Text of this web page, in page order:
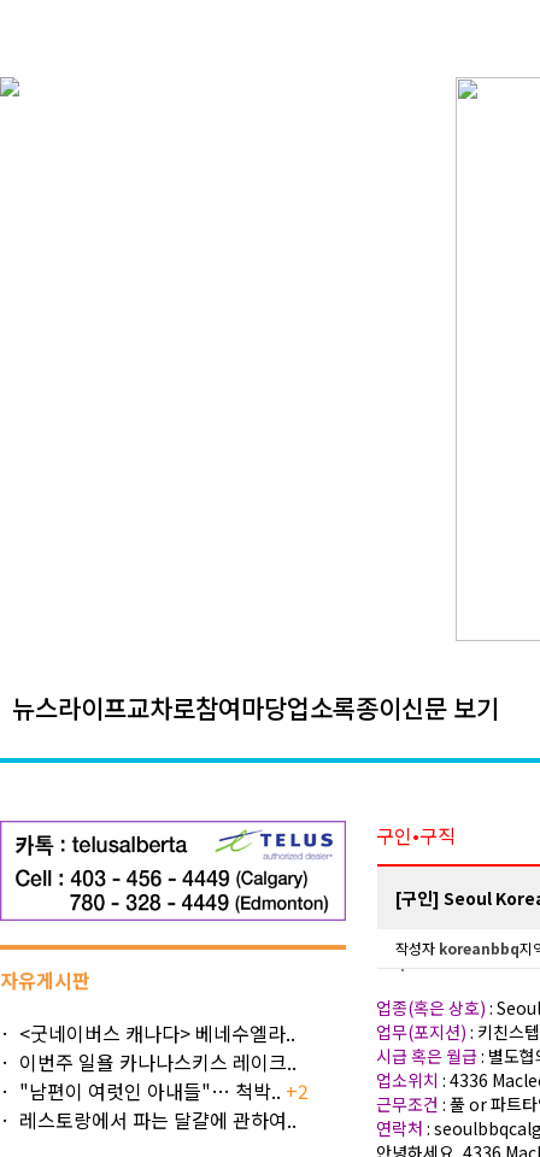
뉴스라이프교차로참여마당업소록종이신문 보기
자유게시판
<굿네이버스 캐나다> 베네수엘라..
이번주 일욜 카나나스키스 레이크..
"남편이 여럿인 아내들"… 척박.. +2
레스토랑에서 파는 달걀에 관하여..
구인•구직
[구인] Seoul
작성자 koreanbbq지
업종(혹은 상호):
업무(포지션): 키친스
시급 혹은 월급: 별도
업소위치: 4336
근무조건: 풀 or 파트
연락처:
안녕하세요, 4336